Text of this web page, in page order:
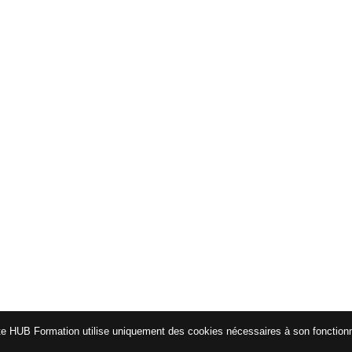
HUB Formation utilise uniquement des cookies nécessaires à son